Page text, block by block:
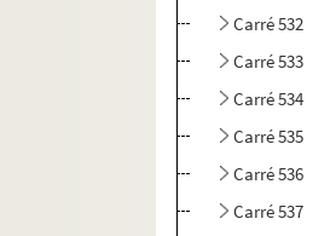
Carré 532
Carré 533
Carré 534
Carré 535
Carré 536
Carré 537